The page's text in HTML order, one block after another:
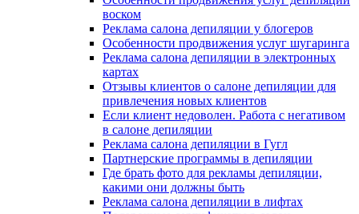
воском
Реклама салона депиляции у блогеров
Особенности продвижения услуг шугаринга
Реклама салона депиляции в электронных
картах
Отзывы клиентов о салоне депиляции для
привлечения новых клиентов
Если клиент недоволен. Работа с негативом
в салоне депиляции
Реклама салона депиляции в Гугл
Партнерские программы в депиляции
Где брать фото для рекламы депиляции,
какими они должны быть
Реклама салона депиляции в лифтах